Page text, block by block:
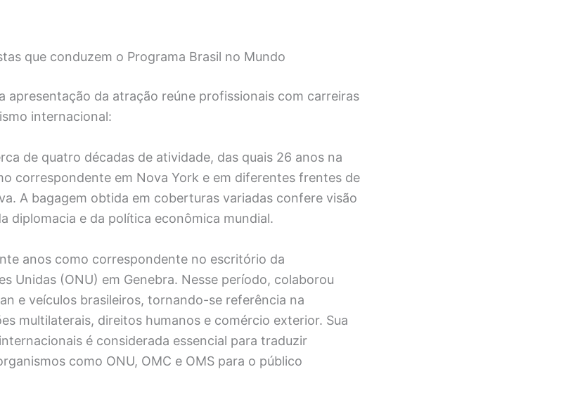
que conduzem o Programa Brasil no Mundo
apresentação da atração reúne profissionais com carreiras
internacional:
de quatro décadas de atividade, das quais 26 anos na
correspondente em Nova York e em diferentes frentes de
A bagagem obtida em coberturas variadas confere visão
diplomacia e da política econômica mundial.
anos como correspondente no escritório da
Unidas (ONU) em Genebra. Nesse período, colaborou
e veículos brasileiros, tornando-se referência na
multilaterais, direitos humanos e comércio exterior. Sua
é considerada essencial para traduzir
como ONU, OMC e OMS para o público